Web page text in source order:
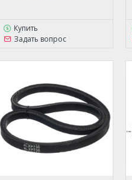
Купить
Задать вопрос